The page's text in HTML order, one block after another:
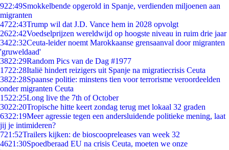
922:49Smokkelbende opgerold in Spanje, verdienden miljoenen aan
migranten
4722:43Trump wil dat J.D. Vance hem in 2028 opvolgt
2622:42Voedselprijzen wereldwijd op hoogste niveau in ruim drie jaar
3422:32Ceuta-leider noemt Marokkaanse grensaanval door migranten
'gruweldaad'
3822:29Random Pics van de Dag #1977
1722:28Italië hindert reizigers uit Spanje na migratiecrisis Ceuta
3822:28Spaanse politie: minstens tien voor terrorisme veroordeelden
onder migranten Ceuta
1522:25Long live the 7th of October
3022:20Tropische hitte keert zondag terug met lokaal 32 graden
6322:19Meer agressie tegen een andersluidende politieke mening, laat
jij je intimideren?
721:52Trailers kijken: de bioscoopreleases van week 32
4621:30Spoedberaad EU na crisis Ceuta, moeten we onze